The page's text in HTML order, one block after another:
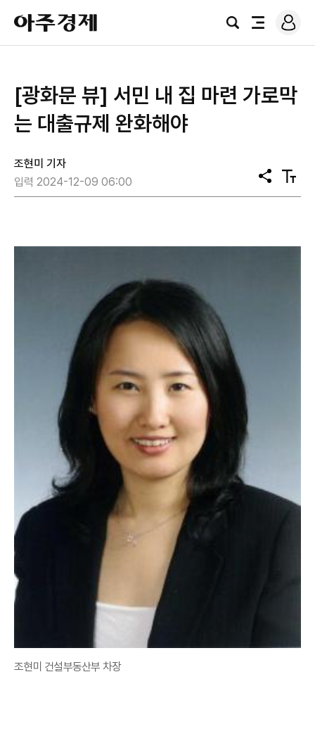
아
주
경
검
전
로
그
[광화문 뷰] 서민 내 집 마련 가로막
는 대출규제 완화해야
조현미 기자
입력 2024-12-09 06:00
공
유
텍
스
조현미 건설부동산부 차장